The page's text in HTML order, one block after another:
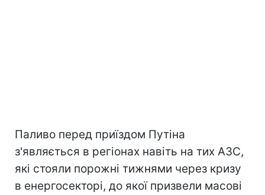
Паливо перед приїздом Путіна
з'являється в регіонах навіть на тих АЗС,
які стояли порожні тижнями через кризу
в енергосекторі, до якої призвели масові